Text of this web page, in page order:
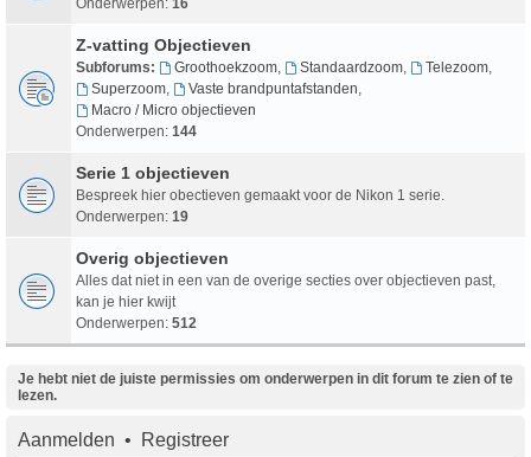
Z-vatting Objectieven
Subforums: Groothoekzoom, Standaardzoom, Telezoom,
Superzoom, Vaste brandpuntafstanden
Macro / Micro objectieven
Onderwerpen: 144
Serie 1 objectieven
Bespreek hier obectieven gemaakt voor de Nikon 1 serie.
Onderwerpen: 19
Overig objectieven
Alles dat niet in een van de overige secties over objectieven past,
kan je hier kwijt
Onderwerpen: 512
Je hebt niet de juiste permissies om onderwerpen in dit forum te zien of te
lezen.
Aanmelden • Registreer